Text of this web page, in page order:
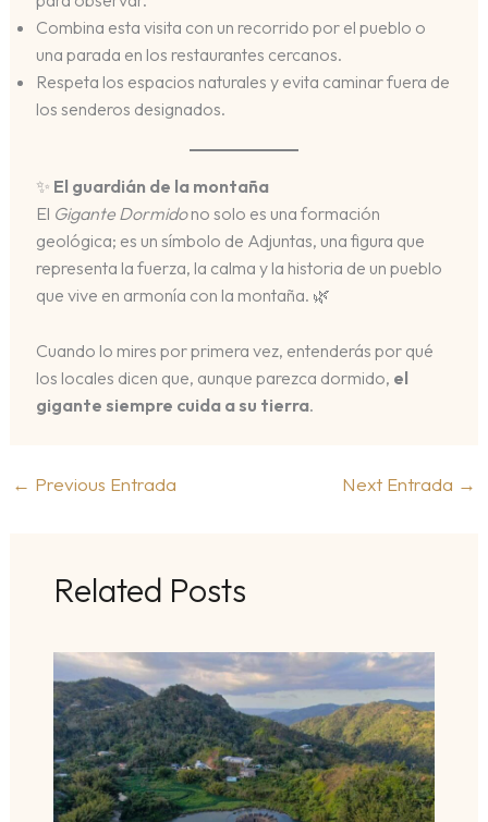
Combina esta visita con un recorrido por el pueblo o
una parada en los restaurantes cercanos.
Respeta los espacios naturales y evita caminar fuera de
los senderos designados.
✨ El guardián de la montaña
El Gigante Dormidono solo es una formación
geológica; es un símbolo de Adjuntas, una figura que
representa la fuerza, la calma y la historia de un pueblo
que vive en armonía con la montaña. 🌿
Cuando lo mires por primera vez, entenderás por qué
los locales dicen que, aunque parezca dormido, el
gigante siempre cuida a su tierra.
← Previous Entrada Next Entrada →
Related Posts